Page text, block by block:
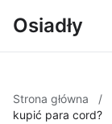
Osiadły
Strona główna /
kupić para cord?